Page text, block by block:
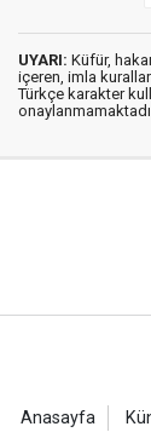
UYARI: Küfür,
içeren, imla
Türkçe karakter
Anasayfa